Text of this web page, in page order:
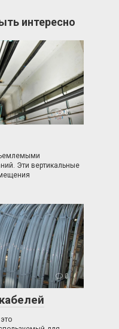
интересно
0
Эти вертикальные
0